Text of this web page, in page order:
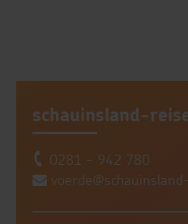
schauinsland-
0281 - 942 780